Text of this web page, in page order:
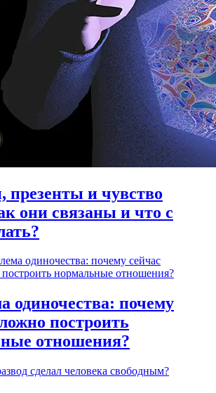
презенты и чувство
они связаны и что с
одиночества: почему
построить
отношения?